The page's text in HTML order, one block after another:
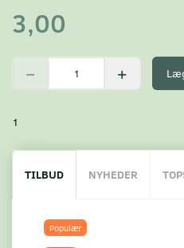
3,00
1
TILBUD NYHEDER
Populær